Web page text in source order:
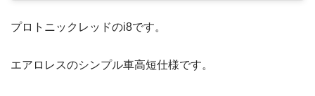
プロトニックレッドのi8です。
エアロレスのシンプル車高短仕様です。